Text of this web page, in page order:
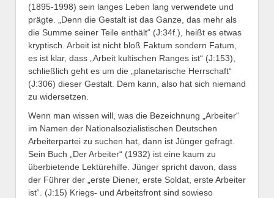
(1895-1998) sein langes Leben lang verwendete und
prägte. „Denn die Gestalt ist das Ganze, das mehr als
die Summe seiner Teile enthält“ (J:34f.), heißt es etwas
kryptisch. Arbeit ist nicht bloß Faktum sondern Fatum,
es ist klar, dass „Arbeit kultischen Ranges ist“ (J:153),
schließlich geht es um die „planetarische Herrschaft“
(J:306) dieser Gestalt. Dem kann, also hat sich niemand
zu widersetzen.
Wenn man wissen will, was die Bezeichnung „Arbeiter“
im Namen der Nationalsozialistischen Deutschen
Arbeiterpartei zu suchen hat, dann ist Jünger gefragt.
Sein Buch „Der Arbeiter“ (1932) ist eine kaum zu
überbietende Lektürehilfe. Jünger spricht davon, dass
der Führer der „erste Diener, erste Soldat, erste Arbeiter
ist“. (J:15) Kriegs- und Arbeitsfront sind sowieso